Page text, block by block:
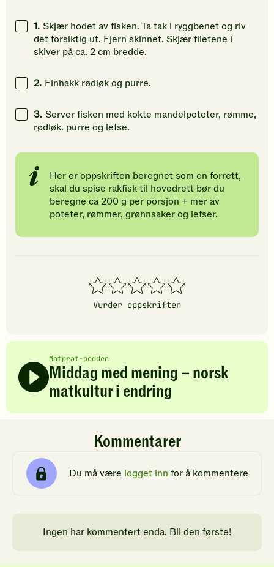
å
gi
vurdering.
å
gi
din
vurdering.
gi
1. Skjær hodet av fisken. Ta tak i ryggbenet og riv
det forsiktig ut. Fjern skinnet. Skjær filetene i
skiver på ca. 2 cm bredde.
2. Finhakk rødløk og purre.
3. Server fisken med kokte mandelpoteter, rømme,
rødløk. purre og lefse.
Her er oppskriften beregnet som en forrett,
skal du spise rakfisk til hovedrett bør du
beregne ca 200 g per porsjon + mer av
poteter, rømmer, grønnsaker og lefser.
1
stjerner
2
stjerner
3
stjerner
4
stjerner
5
stjerner
Vurder oppskriften
Matprat-podden
Middag med mening – norsk
matkultur i endring
Kommentarer
Du må være logget inn for å kommentere
Ingen har kommentert enda. Bli den første!